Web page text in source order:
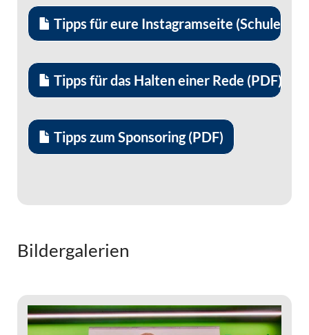
Tipps für eure Instagramseite (Schule
Tipps für das Halten einer Rede (PDF)
Tipps zum Sponsoring (PDF)
Bildergalerien